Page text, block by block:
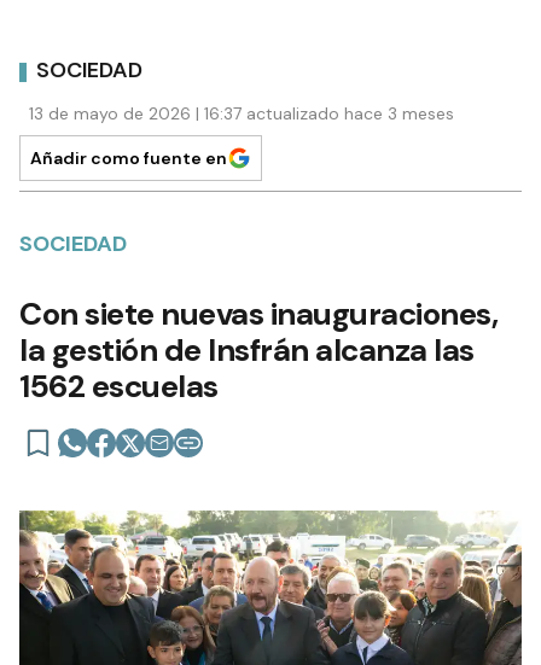
SOCIEDAD
13 de mayo de 2026 | 16:37 actualizado hace 3 meses
Añadir como fuente en
SOCIEDAD
Con siete nuevas inauguraciones,
la gestión de Insfrán alcanza las
1562 escuelas